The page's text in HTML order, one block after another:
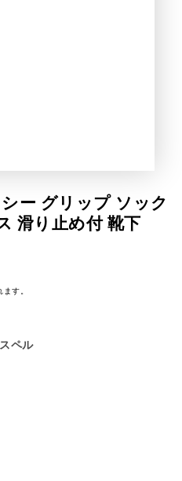
ー グリップ ソック
滑り止め付 靴下
す。
ペル